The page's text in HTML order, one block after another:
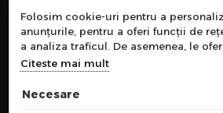
Folosim cookie-uri pentru a
anunțurile, pentru a oferi funcții de
a analiza traficul. De asemenea, le
rețele sociale, de publicitate și de
privire la modul în care folosiți site-ul
pot combina cu alte informații oferite
Citeste mai mult
Necesare